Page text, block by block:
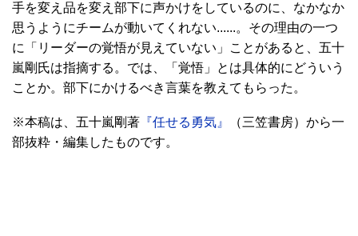
手を変え品を変え部下に声かけをしているのに、なかなか
思うようにチームが動いてくれない......。その理由の一つ
に「リーダーの覚悟が見えていない」ことがあると、五十
嵐剛氏は指摘する。では、「覚悟」とは具体的にどういう
ことか。部下にかけるべき言葉を教えてもらった。
※本稿は、五十嵐剛著 『任せる勇気』
（三笠書房）から一
部抜粋・編集したものです。